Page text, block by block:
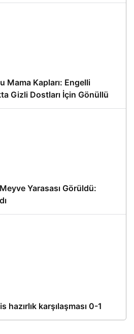
Mama Kapları: Engelli
Gizli Dostları İçin Gönüllü
Yarasası Görüldü:
karşılaşması 0-1